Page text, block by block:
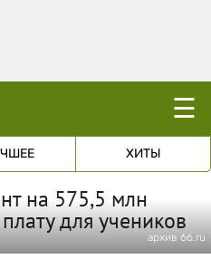
☰
ХИТЫ
на 575,5 млн
для учеников
архив 66.ru